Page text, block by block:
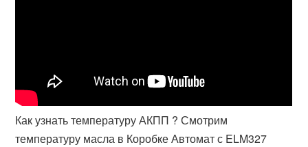
Как узнать температуру АКПП ? Смотрим
температуру масла в Коробке Автомат с ELM327